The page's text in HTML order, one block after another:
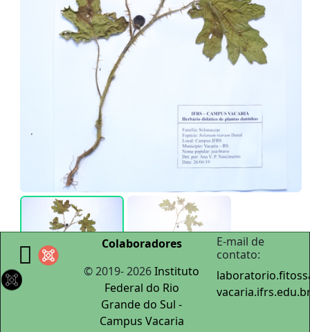
Colaboradores
© 2019-2026Instituto
Federal do Rio
Grande do Sul -
Campus Vacaria
E-mail de
contato: